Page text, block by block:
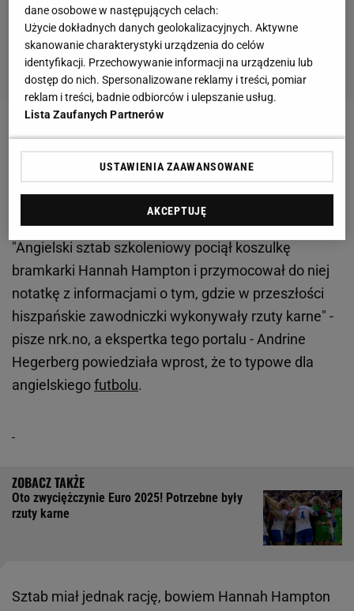
Zobacz wideo
Anglia przechytrzyła Hiszpanię. Notatka dla
"Angielski sztab szkoleniowy pociął koszulkę
bramkarki Hannah Hampton i przymocował do niej
notatkę z informacjami o tym, gdzie w przeszłości
hiszpańskie zawodniczki wykonywały rzuty karne" -
pisze nrk.no, a ekspertka tego portalu - Andrine
Hegerberg powiedziała wprost, że to typowe dla
angielskiegofutbolu.
Oto zwyciężczynie Euro 2025! Potrzebne były
rzuty karne
Sztab miał jednak rację, bowiem Hannah Hampton
dane osobowe w następujących celach:
Użycie dokładnych danych geolokalizacyjnych. Aktywne
skanowanie charakterystyki urządzenia do celów
identyfikacji. Przechowywanie informacji na urządzeniu lub
dostęp do nich. Spersonalizowane reklamy i treści, pomiar
reklam i treści, badnie odbiorców i ulepszanie usług.
Lista Zaufanych Partnerów
USTAWIENIA ZAAWANSOWANE
AKCEPTUJĘ